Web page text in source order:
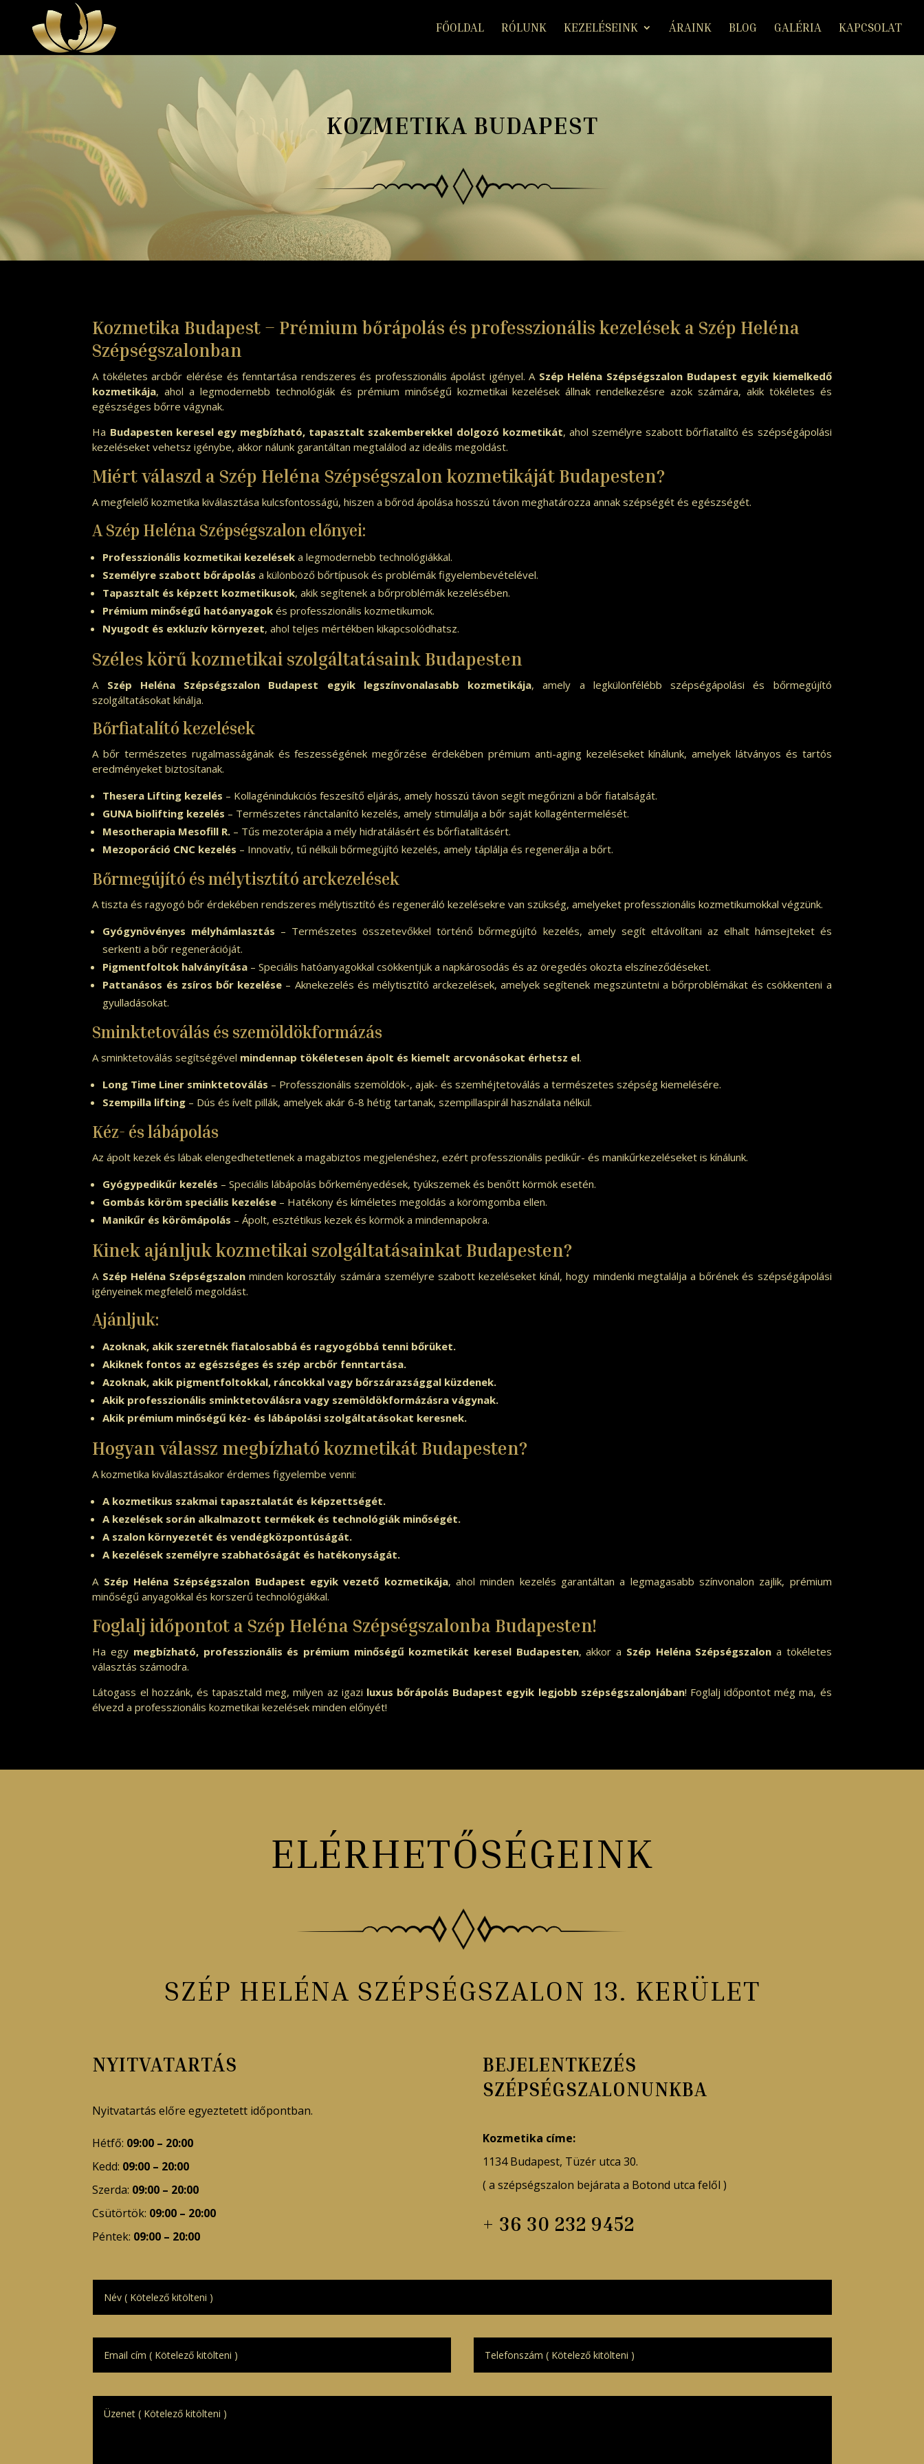
FŐOLDAL RÓLUNK KEZELÉSEINK ÁRAINK BLOG GALÉRIA KAPCSOLAT
KOZMETIKA BUDAPEST
Kozmetika Budapest – Prémium bőrápolás és professzionális kezelések a Szép Heléna
Szépségszalonban
A tökéletes arcbőr elérése és fenntartása rendszeres és professzionális ápolást igényel. A Szép Heléna Szépségszalon Budapest egyik kiemelkedő
kozmetikája, ahol a legmodernebb technológiák és prémium minőségű kozmetikai kezelések állnak rendelkezésre azok számára, akik tökéletes és
egészséges bőrre vágynak.
Ha Budapesten keresel egy megbízható, tapasztalt szakemberekkel dolgozó kozmetikát, ahol személyre szabott bőrfiatalító és szépségápolási
kezeléseket vehetsz igénybe, akkor nálunk garantáltan megtalálod az ideális megoldást.
Miért válaszd a Szép Heléna Szépségszalon kozmetikáját Budapesten?
A megfelelő kozmetika kiválasztása kulcsfontosságú, hiszen a bőröd ápolása hosszú távon meghatározza annak szépségét és egészségét.
A Szép Heléna Szépségszalon előnyei:
Professzionális kozmetikai kezelések a legmodernebb technológiákkal.
Személyre szabott bőrápolás a különböző bőrtípusok és problémák figyelembevételével.
Tapasztalt és képzett kozmetikusok, akik segítenek a bőrproblémák kezelésében.
Prémium minőségű hatóanyagok és professzionális kozmetikumok.
Nyugodt és exkluzív környezet, ahol teljes mértékben kikapcsolódhatsz.
Széles körű kozmetikai szolgáltatásaink Budapesten
A Szép Heléna Szépségszalon Budapest egyik legszínvonalasabb kozmetikája, amely a legkülönfélébb szépségápolási és bőrmegújító
szolgáltatásokat kínálja.
Bőrfiatalító kezelések
A bőr természetes rugalmasságának és feszességének megőrzése érdekében prémium anti-aging kezeléseket kínálunk, amelyek látványos és tartós
eredményeket biztosítanak.
Thesera Lifting kezelés – Kollagénindukciós feszesítő eljárás, amely hosszú távon segít megőrizni a bőr fiatalságát.
GUNA biolifting kezelés – Természetes ránctalanító kezelés, amely stimulálja a bőr saját kollagéntermelését.
Mesotherapia Mesofill R. – Tűs mezoterápia a mély hidratálásért és bőrfiatalításért.
Mezoporáció CNC kezelés – Innovatív, tű nélküli bőrmegújító kezelés, amely táplálja és regenerálja a bőrt.
Bőrmegújító és mélytisztító arckezelések
A tiszta és ragyogó bőr érdekében rendszeres mélytisztító és regeneráló kezelésekre van szükség, amelyeket professzionális kozmetikumokkal végzünk.
Gyógynövényes mélyhámlasztás – Természetes összetevőkkel történő bőrmegújító kezelés, amely segít eltávolítani az elhalt hámsejteket és
serkenti a bőr regenerációját.
Pigmentfoltok halványítása – Speciális hatóanyagokkal csökkentjük a napkárosodás és az öregedés okozta elszíneződéseket.
Pattanásos és zsíros bőr kezelése – Aknekezelés és mélytisztító arckezelések, amelyek segítenek megszüntetni a bőrproblémákat és csökkenteni a
gyulladásokat.
Sminktetoválás és szemöldökformázás
A sminktetoválás segítségével mindennap tökéletesen ápolt és kiemelt arcvonásokat érhetsz el.
Long Time Liner sminktetoválás – Professzionális szemöldök-, ajak- és szemhéjtetoválás a természetes szépség kiemelésére.
Szempilla lifting – Dús és ívelt pillák, amelyek akár 6-8 hétig tartanak, szempillaspirál használata nélkül.
Kéz- és lábápolás
Az ápolt kezek és lábak elengedhetetlenek a magabiztos megjelenéshez, ezért professzionális pedikűr- és manikűrkezeléseket is kínálunk.
Gyógypedikűr kezelés – Speciális lábápolás bőrkeményedések, tyúkszemek és benőtt körmök esetén.
Gombás köröm speciális kezelése – Hatékony és kíméletes megoldás a körömgomba ellen.
Manikűr és körömápolás – Ápolt, esztétikus kezek és körmök a mindennapokra.
Kinek ajánljuk kozmetikai szolgáltatásainkat Budapesten?
A Szép Heléna Szépségszalonminden korosztály számára személyre szabott kezeléseket kínál, hogy mindenki megtalálja a bőrének és szépségápolási
igényeinek megfelelő megoldást.
Ajánljuk:
Azoknak, akik szeretnék fiatalosabbá és ragyogóbbá tenni bőrüket.
Akiknek fontos az egészséges és szép arcbőr fenntartása.
Azoknak, akik pigmentfoltokkal, ráncokkal vagy bőrszárazsággal küzdenek.
Akik professzionális sminktetoválásra vagy szemöldökformázásra vágynak.
Akik prémium minőségű kéz- és lábápolási szolgáltatásokat keresnek.
Hogyan válassz megbízható kozmetikát Budapesten?
A kozmetika kiválasztásakor érdemes figyelembe venni:
A kozmetikus szakmai tapasztalatát és képzettségét.
A kezelések során alkalmazott termékek és technológiák minőségét.
A szalon környezetét és vendégközpontúságát.
A kezelések személyre szabhatóságát és hatékonyságát.
A Szép Heléna Szépségszalon Budapest egyik vezető kozmetikája, ahol minden kezelés garantáltan a legmagasabb színvonalon zajlik, prémium
minőségű anyagokkal és korszerű technológiákkal.
Foglalj időpontot a Szép Heléna Szépségszalonba Budapesten!
Ha egy megbízható, professzionális és prémium minőségű kozmetikát keresel Budapesten, akkor a Szép Heléna Szépségszalon a tökéletes
választás számodra.
Látogass el hozzánk, és tapasztald meg, milyen az igazi luxus bőrápolás Budapest egyik legjobb szépségszalonjában! Foglalj időpontot még ma, és
élvezd a professzionális kozmetikai kezelések minden előnyét!
ELÉRHETŐSÉGEINK
SZÉP HELÉNA SZÉPSÉGSZALON 13. KERÜLET
NYITVATARTÁS
Nyitvatartás előre egyeztetett időpontban.
Hétfő: 09:00 – 20:00
Kedd: 09:00 – 20:00
Szerda: 09:00 – 20:00
Csütörtök: 09:00 – 20:00
Péntek: 09:00 – 20:00
BEJELENTKEZÉS
SZÉPSÉGSZALONUNKBA
Kozmetika címe:
1134 Budapest, Tüzér utca 30.
( a szépségszalon bejárata a Botond utca felől )
+ 36 30 232 9452